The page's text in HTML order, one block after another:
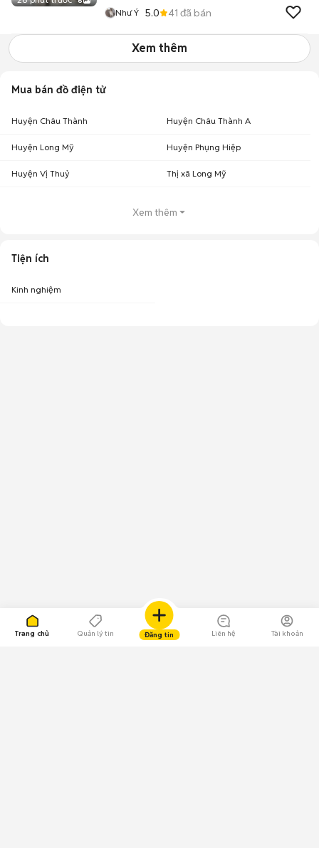
Trang chủ Quản lý tin Đăng tin Liên hệ Tài khoản
Như Ý 5.0 41 đã bán
Xem thêm
Mua bán đồ điện tử
Huyện Châu Thành Huyện Châu Thành A
Huyện Long Mỹ Huyện Phụng Hiệp
Huyện Vị Thuỷ Thị xã Long Mỹ
Xem thêm
Tiện ích
Kinh nghiệm